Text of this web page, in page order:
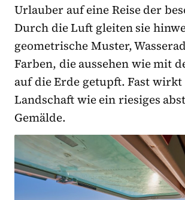
Urlauber auf eine Reise der
Durch die Luft gleiten sie
geometrische Muster,
Farben, die aussehen wie mit
auf die Erde getupft. Fast wirkt
Landschaft wie ein riesiges
Gemälde.